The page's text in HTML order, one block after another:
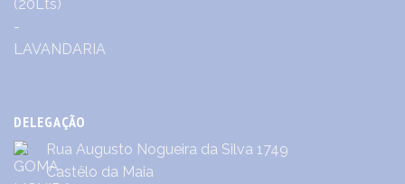
DELEGAÇÃO
Rua Augusto Nogueira da Silva 1749
Castêlo da Maia